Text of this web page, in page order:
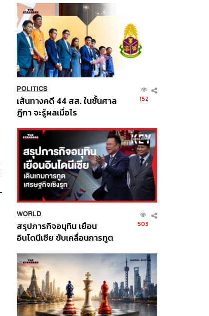
POLITICS
เส้นทางคดี 44 สส. ในชั้นศาล
ฎีกา จะรู้ผลเมื่อไร
152
WORLD
สรุปภารกิจอนุทิน เยือน
อินโดนีเซีย ขับเคลื่อนการทูต
ส่วนยุทธศาสตร์ไทย –
อินโดนีเซีย
503